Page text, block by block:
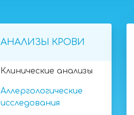
АНАЛИЗЫ КРОВИ
Клинические анализы
Аллергологические
исследования